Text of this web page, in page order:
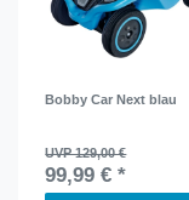
Bobby Car Next blau
UVP 129,00 €
99,99 € *